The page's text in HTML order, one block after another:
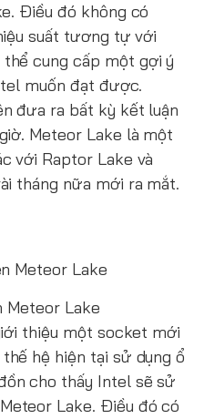
Điều đó không có
suất tương tự với
cung cấp một gợi ý
muốn đạt được.
đưa ra bất kỳ kết luận
Meteor Lake là một
với Raptor Lake và
tháng nữa mới ra mắt.
Meteor Lake
thiệu một socket mới
hệ hiện tại sử dụng ổ
cho thấy Intel sẽ sử
Lake. Điều đó có